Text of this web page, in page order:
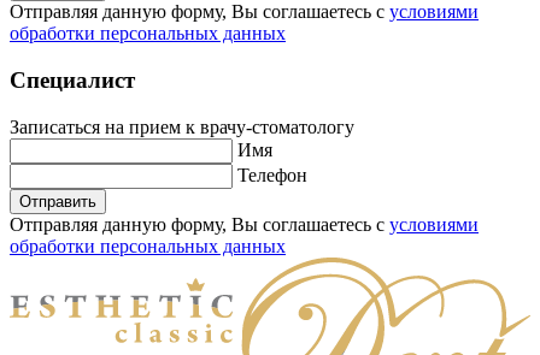
Отправляя данную форму, Вы соглашаетесь с условиями
обработки персональных данных
Специалист
Записаться на прием к врачу-стоматологу
Имя
Телефон
Отправить
Отправляя данную форму, Вы соглашаетесь с условиями
обработки персональных данных